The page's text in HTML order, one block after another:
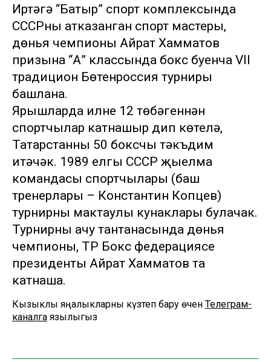
Иртәгә “Батыр” спорт комплексында
СССРның атказанган спорт мастеры,
дөнья чемпионы Айрат Хамматов
призына “А” классында бокс буенча VII
традицион Бөтенроссия турниры
башлана.
Ярышларда илнең 12 төбәгеннән
спортчылар катнашыр дип көтелә,
Татарстанны 50 боксчы тәкъдим
итәчәк. 1989 елгы СССР җыелма
командасы спортчылары (баш
тренерлары – Константин Копцев)
турнирның мактаулы кунаклары булачак.
Турнирны ачу тантанасында дөнья
чемпионы, ТР Бокс федерациясе
президенты Айрат Хамматов та
катнаша.
Кызыклы яңалыкларны күзәтеп бару өчен Телеграм-
каналга язылыгыз